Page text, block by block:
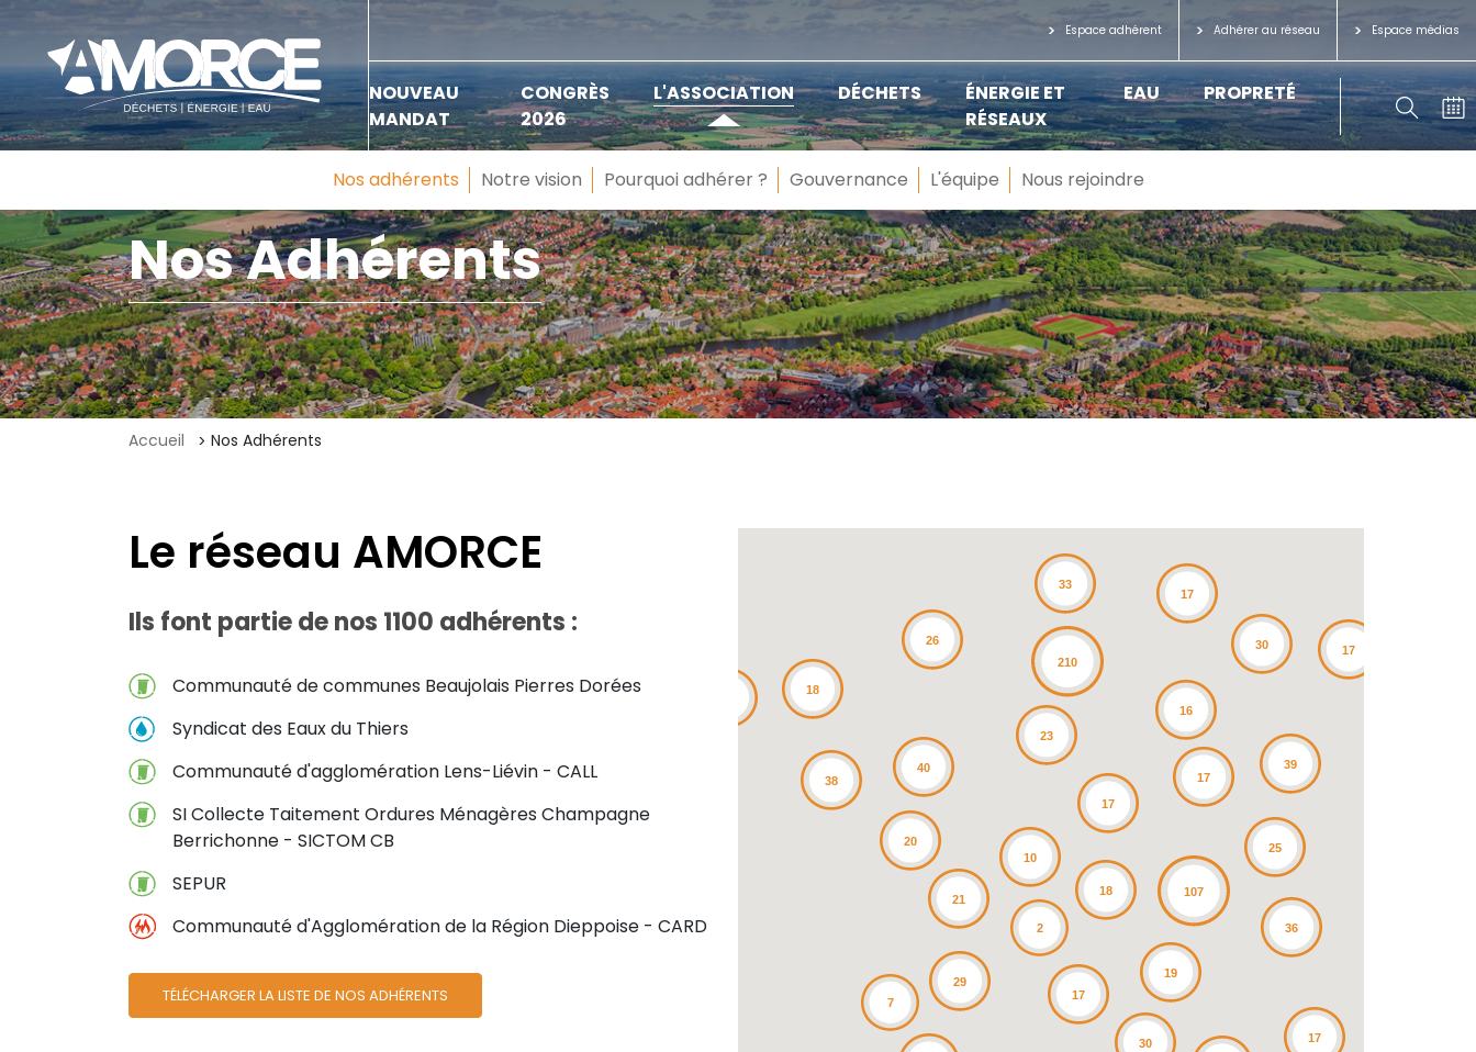
Espace adhérent Adhérer au réseau Espace médias
NOUVEAU
MANDAT
CONGRÈS
2026
L'ASSOCIATION
Nos adhérents Notre vision Pourquoi adhérer ? Gouvernance L'équipe Nous rejoindre
DÉCHETS
ÉNERGIE ET
RÉSEAUX
EAU PROPRETÉ
Nos Adhérents
Accueil Nos Adhérents
Le réseau AMORCE
Ils font partie de nos 1100 adhérents :
Communauté de communes Beaujolais Pierres Dorées
Syndicat des Eaux du Thiers
Communauté d'agglomération Lens-Liévin - CALL
SI Collecte Taitement Ordures Ménagères Champagne
Berrichonne - SICTOM CB
SEPUR
Communauté d'Agglomération de la Région Dieppoise - CARD
TÉLÉCHARGER LA LISTE DE NOS ADHÉRENTS
210
107
17
36
33
40
16
26
21
38
18
30
17
17
17
39
29
23
30
17
25
17
19
10
20
18
7
2